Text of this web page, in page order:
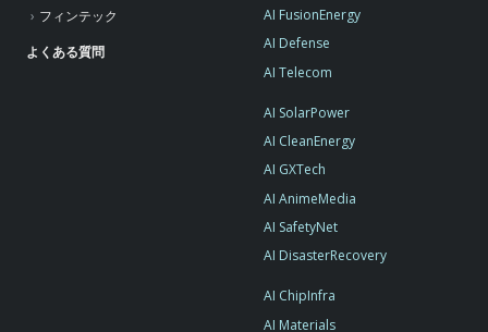
フィンテック
よくある質問
AI FusionEnergy
AI Defense
AI Telecom
AI SolarPower
AI CleanEnergy
AI GXTech
AI AnimeMedia
AI SafetyNet
AI DisasterRecovery
AI ChipInfra
AI Materials